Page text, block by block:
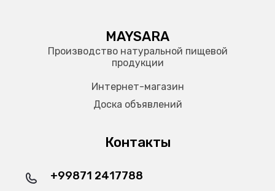
MAYSARA
Производство натуральной пищевой
продукции
Интернет-магазин
Доска объявлений
Контакты
+99871 2417788